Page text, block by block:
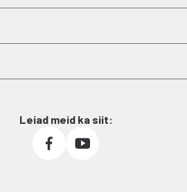
Leiad meid ka siit: